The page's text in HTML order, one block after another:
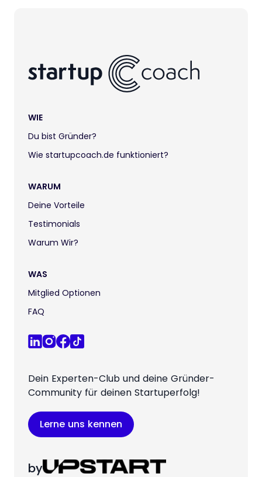
WIE
Du bist Gründer?
Wie startupcoach.de funktioniert?
WARUM
Deine Vorteile
Testimonials
Warum Wir?
WAS
Mitglied Optionen
FAQ
Dein Experten-Club und deine Gründer-
Community für deinen Startuperfolg!
Lerne uns kennen
by